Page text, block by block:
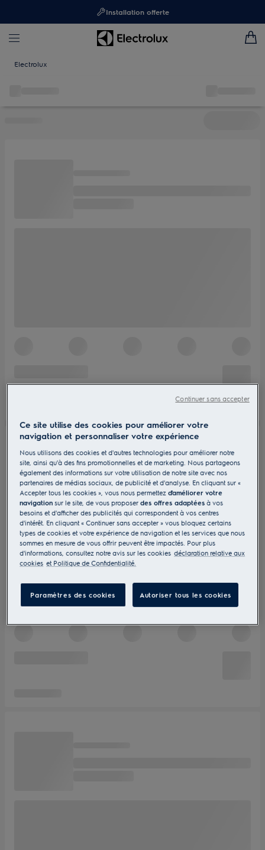
Installation offerte
Electrolux
Ce site utilise des cookies pour améliorer votre
navigation et personnaliser votre expérience
Nous utilisons des cookies et d'autres technologies pour améliorer notre
site, ainsi qu'à des fins promotionnelles et de marketing. Nous partageons
également des informations sur votre utilisation de notre site avec nos
partenaires de médias sociaux, de publicité et d'analyse. En cliquant sur «
Accepter tous les cookies », vous nous permettezd'améliorer votre
navigation sur le site, de vous proposerdes offres adaptées à vos
besoins et d'afficher des publicités qui correspondent à vos centres
d'intérêt. En cliquant « Continuer sans accepter » vous bloquez certains
types de cookies et votre expérience de navigation et les services que nous
sommes en mesure de vous offrir peuvent être impactés. Pour plus
d'informations, consultez notre avis sur les cookies déclaration relative aux
cookies et Politique de Confidentialité.
Paramètres des cookies Autoriser tous les cookies
Continuer sans accepter